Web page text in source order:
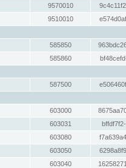
9570010
9510010
585850
585860
587500
603000
603031
603080
603050
603040